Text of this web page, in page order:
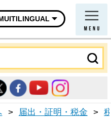
> 届出・証明・税金 >